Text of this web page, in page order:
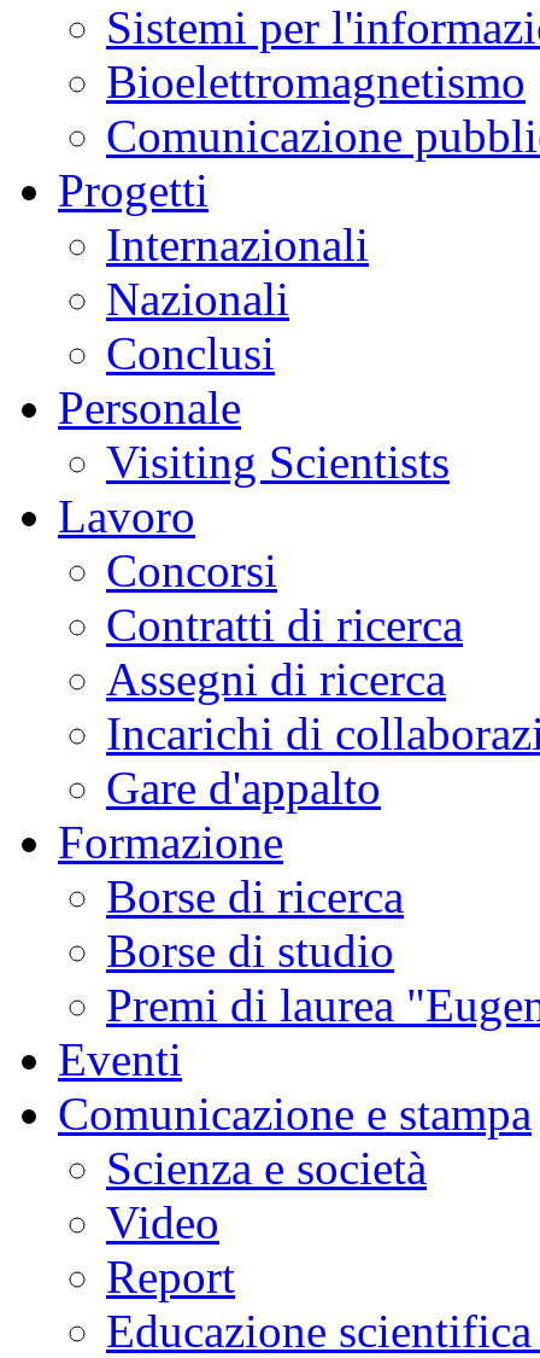
Sistemi per
Bioelettromagnetismo
Comunicazione
Progetti
Internazionali
Nazionali
Conclusi
Personale
Visiting Scientists
Lavoro
Concorsi
Contratti di ricerca
Assegni di ricerca
Incarichi di
Gare d'appalto
Formazione
Borse di ricerca
Borse di studio
Premi di laurea
Eventi
Comunicazione e stampa
Scienza e società
Video
Report
Educazione